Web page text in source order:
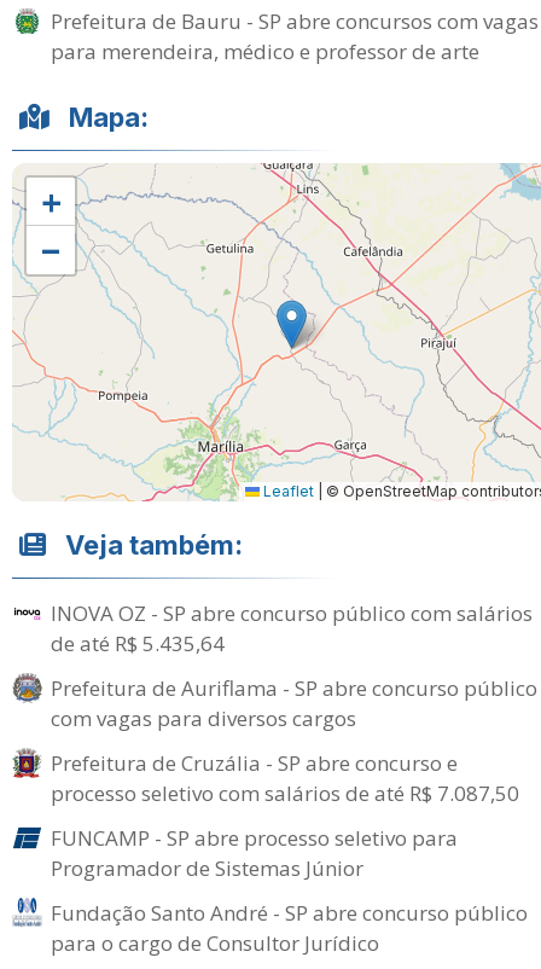
Prefeitura de Bauru - SP abre concursos com vagas
para merendeira, médico e professor de arte
Mapa:
+
−
Leaflet © OpenStreetMap
Veja também:
INOVA OZ - SP abre concurso público com salários
de até R$ 5.435,64
Prefeitura de Auriflama - SP abre concurso público
com vagas para diversos cargos
Prefeitura de Cruzália - SP abre concurso e
processo seletivo com salários de até R$ 7.087,50
FUNCAMP - SP abre processo seletivo para
Programador de Sistemas Júnior
Fundação Santo André - SP abre concurso público
para o cargo de Consultor Jurídico